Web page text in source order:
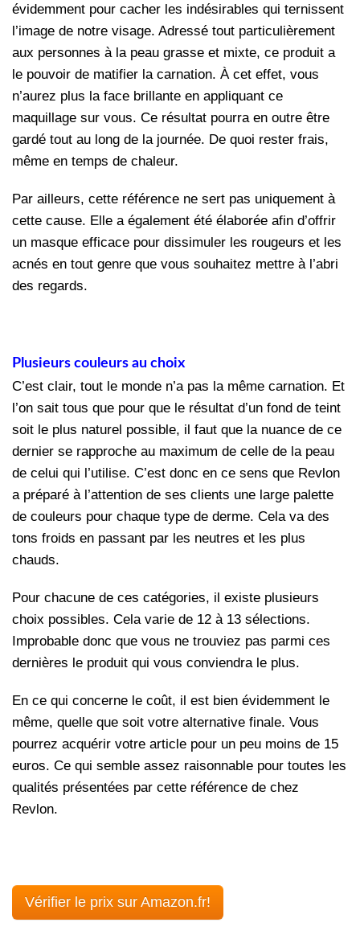
évidemment pour cacher les indésirables qui ternissent
l’image de notre visage. Adressé tout particulièrement
aux personnes à la peau grasse et mixte, ce produit a
le pouvoir de matifier la carnation. À cet effet, vous
n’aurez plus la face brillante en appliquant ce
maquillage sur vous. Ce résultat pourra en outre être
gardé tout au long de la journée. De quoi rester frais,
même en temps de chaleur.
Par ailleurs, cette référence ne sert pas uniquement à
cette cause. Elle a également été élaborée afin d’offrir
un masque efficace pour dissimuler les rougeurs et les
acnés en tout genre que vous souhaitez mettre à l’abri
des regards.
Plusieurs couleurs au choix
C’est clair, tout le monde n’a pas la même carnation. Et
l’on sait tous que pour que le résultat d’un fond de teint
soit le plus naturel possible, il faut que la nuance de ce
dernier se rapproche au maximum de celle de la peau
de celui qui l’utilise. C’est donc en ce sens que Revlon
a préparé à l’attention de ses clients une large palette
de couleurs pour chaque type de derme. Cela va des
tons froids en passant par les neutres et les plus
chauds.
Pour chacune de ces catégories, il existe plusieurs
choix possibles. Cela varie de 12 à 13 sélections.
Improbable donc que vous ne trouviez pas parmi ces
dernières le produit qui vous conviendra le plus.
En ce qui concerne le coût, il est bien évidemment le
même, quelle que soit votre alternative finale. Vous
pourrez acquérir votre article pour un peu moins de 15
euros. Ce qui semble assez raisonnable pour toutes les
qualités présentées par cette référence de chez
Revlon.
Vérifier le prix sur Amazon.fr!